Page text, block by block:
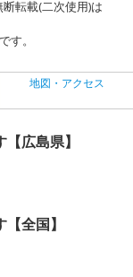
転載(二次使用)は
す。
地図・アクセス
広島県】
全国】